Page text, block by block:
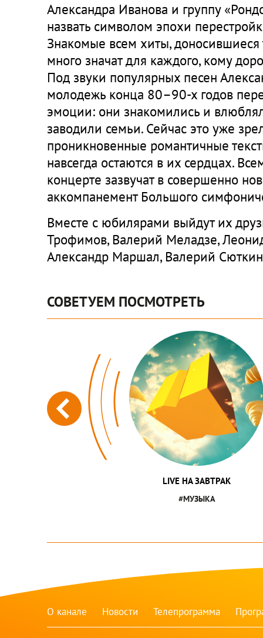
Александра Иванова и группу
назвать символом эпохи
Знакомые всем хиты, доносившиеся
много значат для каждого, кому
Под звуки популярных песен
молодежь конца 80–90-х годов
эмоции: они знакомились и
заводили семьи. Сейчас это уже
проникновенные романтичные
навсегда остаются в их сердцах.
концерте зазвучат в совершенно
аккомпанемент Большого
Вместе с юбилярами выйдут их
Трофимов, Валерий Меладзе,
Александр Маршал, Валерий
СОВЕТУЕМ ПОСМОТРЕТЬ
LIVE НА ЗАВТРАК
#МУЗЫКА
О канале Новости Телепрограмма